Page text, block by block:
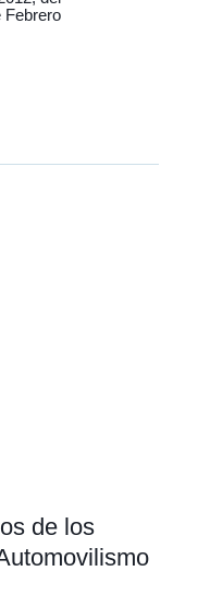
Febrero
de los